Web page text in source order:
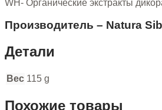
WH- Органические экстракты
Производитель – Natura
Детали
Вес 115 g
Похожие товары